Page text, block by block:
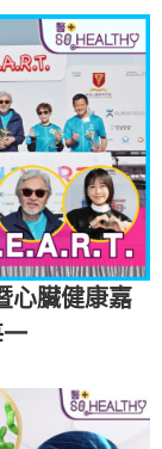
心臟健康嘉